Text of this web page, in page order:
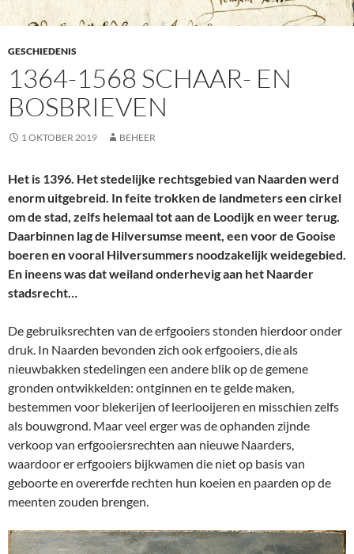
GESCHIEDENIS
1364-1568 SCHAAR- EN
BOSBRIEVEN
1 OKTOBER 2019 BEHEER
Het is 1396. Het stedelijke rechtsgebied van Naarden werd
enorm uitgebreid. In feite trokken de landmeters een cirkel
om de stad, zelfs helemaal tot aan de Loodijk en weer terug.
Daarbinnen lag de Hilversumse meent, een voor de Gooise
boeren en vooral Hilversummers noodzakelijk weidegebied.
En ineens was dat weiland onderhevig aan het Naarder
stadsrecht…
De gebruiksrechten van de erfgooiers stonden hierdoor onder
druk. In Naarden bevonden zich ook erfgooiers, die als
nieuwbakken stedelingen een andere blik op de gemene
gronden ontwikkelden: ontginnen en te gelde maken,
bestemmen voor blekerijen of leerlooijeren en misschien zelfs
als bouwgrond. Maar veel erger was de ophanden zijnde
verkoop van erfgooiersrechten aan nieuwe Naarders,
waardoor er erfgooiers bijkwamen die niet op basis van
geboorte en overerfde rechten hun koeien en paarden op de
meenten zouden brengen.